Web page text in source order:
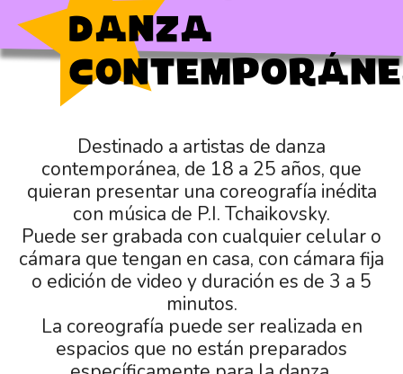
Danza
Destinado a artistas de danza
contemporánea, de 18 a 25 años, que
quieran presentar una coreografía inédita
con música de P.I. Tchaikovsky.
Puede ser grabada con cualquier celular o
cámara que tengan en casa, con cámara fija
o edición de video y duración es de 3 a 5
minutos.
La coreografía puede ser realizada en
espacios que no están preparados